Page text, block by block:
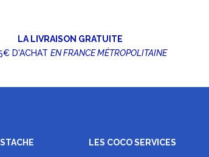
LA LIVRAISON GRATUITE
D'ACHAT EN FRANCE MÉTROPOLITAINE
LES COCO SERVICES